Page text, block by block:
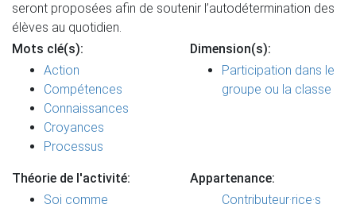
seront proposées afin de soutenir l’autodétermination des
élèves au quotidien.
Mots clé(s):
Action
Compétences
Connaissances
Croyances
Processus
Dimension(s):
Participation dans le
groupe ou la classe
Théorie de l'activité:
Soi comme
Appartenance:
Contributeur·rice·s